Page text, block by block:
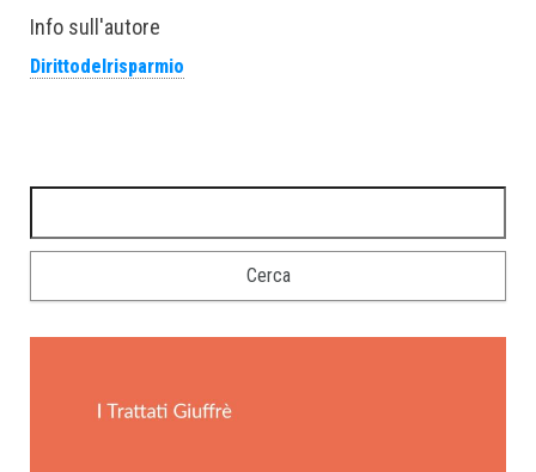
Info sull'autore
Dirittodelrisparmio